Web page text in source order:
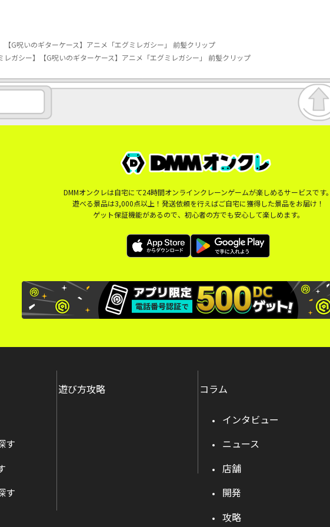
【G呪いのギターケース】アニメ「エグミレガシー」 前髪クリップ
レガシー】【G呪いのギターケース】アニメ「エグミレガシー」 前髪クリップ
DMMオンクレは自宅にて24時間オンラインクレーンゲームが楽しめるサービスです
遊べる景品は3,000点以上！発送依頼を行えばご自宅に獲得した景品をお届け！
ゲット保証機能があるので、初心者の方でも安心して楽しめます。
す
す
遊び方攻略 コラム
インタビュー
ニュース
店舗
開発
攻略